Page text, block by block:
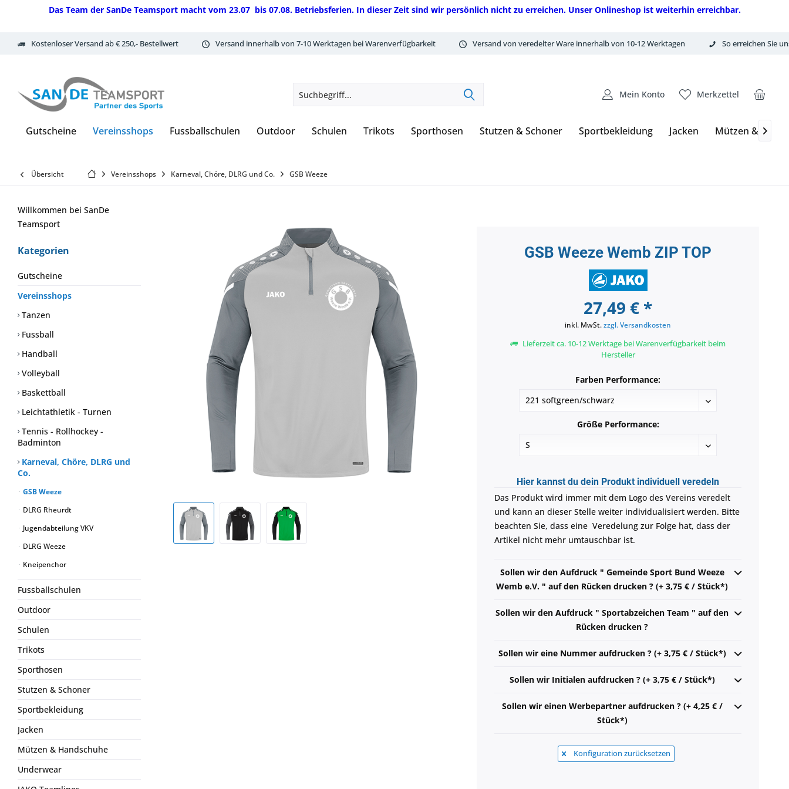
Das Team der SanDe Teamsport macht vom 23.07 bis 07.08. Betriebsferien. In dieser Zeit sind wir persönlich nicht zu erreichen. Unser Onlineshop ist weiterhin erreichbar.
Kostenloser Versand ab € 250,- Bestellwert Versand innerhalb von 7-10 Werktagen bei Warenverfügbarkeit Versand von veredelter Ware innerhalb von 10-12 Werktagen So erreichen Sie
Merkzettel
Mein Konto
Gutscheine Vereinsshops Fussballschulen Outdoor Schulen Trikots Sporthosen Stutzen & Schoner Sportbekleidung Jacken Mützen & 
Übersicht Vereinsshops Karneval, Chöre, DLRG und Co. GSB Weeze
Willkommen bei SanDe
Teamsport
Kategorien
Gutscheine
Vereinsshops
Tanzen
Fussball
Handball
Volleyball
Baskettball
Leichtathletik - Turnen
Tennis - Rollhockey -
Badminton
Karneval, Chöre, DLRG und
Co.
GSB Weeze
DLRG Rheurdt
Jugendabteilung VKV
DLRG Weeze
Kneipenchor
Fussballschulen
Outdoor
Schulen
Trikots
Sporthosen
Stutzen & Schoner
Sportbekleidung
Jacken
Mützen & Handschuhe
Underwear
GSB Weeze Wemb ZIP TOP
27,49 € *
inkl. MwSt.zzgl. Versandkosten
Lieferzeit ca. 10-12 Werktage bei Warenverfügbarkeit beim
Hersteller
Farben Performance:
Größe Performance:
Hier kannst du dein Produkt individuell veredeln
Das Produkt wird immer mit dem Logo des Vereins veredelt
und kann an dieser Stelle weiter individualisiert werden. Bitte
beachten Sie, dass eine Veredelung zur Folge hat, dass der
Artikel nicht mehr umtauschbar ist.
Sollen wir den Aufdruck " Gemeinde Sport Bund Weeze
Wemb e.V. " auf den Rücken drucken ? (+ 3,75 € / Stück*)
Sollen wir den Aufdruck " Sportabzeichen Team " auf den
Rücken drucken ?
Sollen wir eine Nummer aufdrucken ? (+ 3,75 € / Stück*)
Sollen wir Initialen aufdrucken ? (+ 3,75 € / Stück*)
Sollen wir einen Werbepartner aufdrucken ? (+ 4,25 € /
Stück*)
Konfiguration zurücksetzen